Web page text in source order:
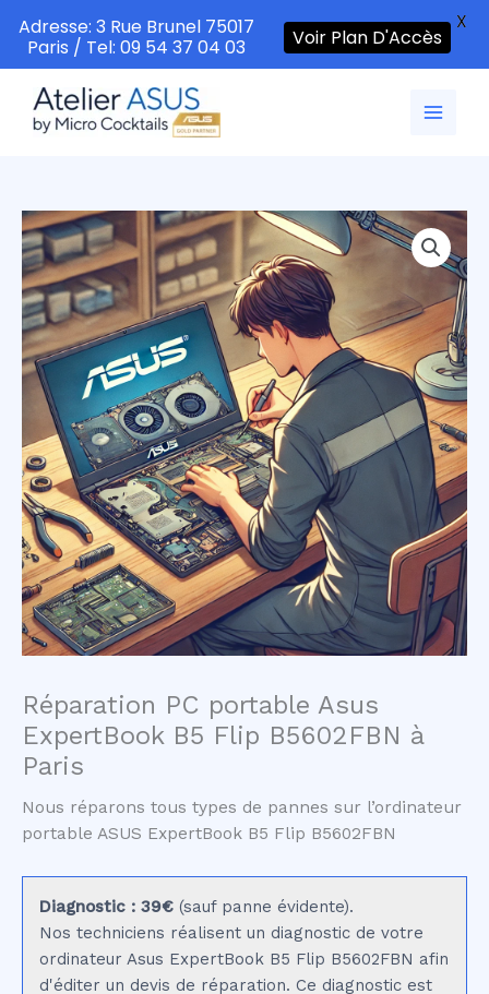
contenu
Réparation PC portable Asus
ExpertBook B5 Flip B5602FBN à
Paris
Nous réparons tous types de pannes sur l’ordinateur
portable ASUS ExpertBook B5 Flip B5602FBN
Diagnostic : 39€ (sauf panne évidente).
Nos techniciens réalisent un diagnostic de votre
ordinateur Asus ExpertBook B5 Flip B5602FBN afin
d'éditer un devis de réparation. Ce diagnostic est
Adresse: 3 Rue Brunel 75017
Paris / Tel: 09 54 37 04 03
Voir Plan D'Accès
X